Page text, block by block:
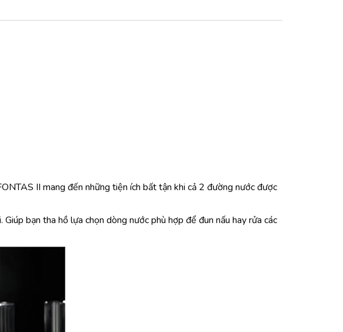
II mang đến những tiện ích bất tận khi cả 2 đường nước được
bạn tha hồ lựa chọn dòng nước phù hợp để đun nấu hay rửa các